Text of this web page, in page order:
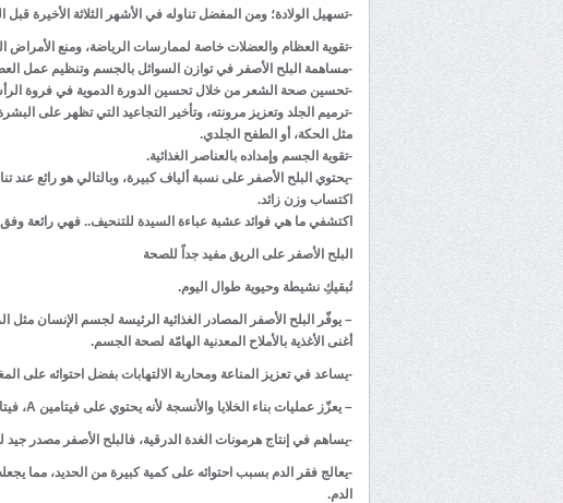
-تسهيل الولادة؛ ومن المفضل تناوله في الأشهر الثلاثة الأخيرة قبل
-تقوية العظام والعضلات خاصة لممارسات الرياضة، ومنع الأمراض
-مساهمة البلح الأصفر في توازن السوائل بالجسم وتنظيم عمل
-تحسين صحة الشعر من خلال تحسين الدورة الدموية في فروة
-ترميم الجلد وتعزيز مرونته، وتأخير التجاعيد التي تظهر على
مثل الحكة، أو الطفح الجلدي.
-تقوية الجسم وإمداده بالعناصر الغذائية.
-يحتوي البلح الأصفر على نسبة ألياف كبيرة، وبالتالي هو رائع عند
اكتساب وزن زائد.
اكتشفي ما هي فوائد عشبة عباءة السيدة للتنحيف.. فهي رائعة وفق
البلح الأصفر على الريق مفيد جداً للصحة
تُبقيكِ نشيطة وحيوية طوال اليوم.
– يوفّر البلح الأصفر المصادر الغذائية الرئيسة لجسم الإنسان مثل
أغنى الأغذية بالأملاح المعدنية الهامّة لصحة الجسم.
-يساعد في تعزيز المناعة ومحاربة الالتهابات بفضل احتوائه على
– يعزّز عمليات بناء الخلايا والأنسجة لأنه يحتوي على فيتامين A، فيتامين B3، فيتامين B6 وفيتامين إي E.
-يساهم في إنتاج هرمونات الغدة الدرقية، فالبلح الأصفر مصدر
-يعالج فقر الدم بسبب احتوائه على كمية كبيرة من الحديد، مما
الدم.